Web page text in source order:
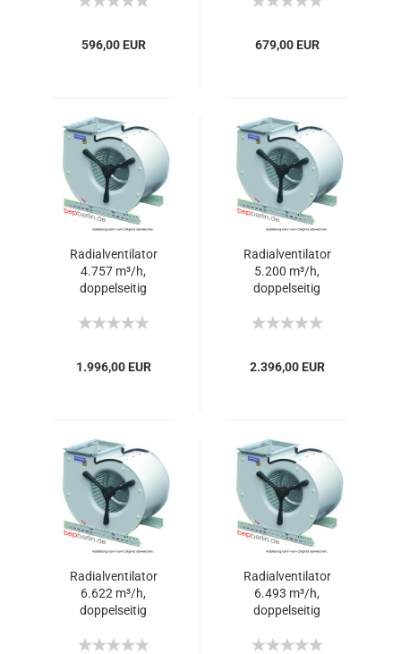
596,00 EUR 679,00 EUR
Radialventilator
4.757 m³/h,
doppelseitig
1.996,00 EUR
Radialventilator
5.200 m³/h,
doppelseitig
2.396,00 EUR
Radialventilator
6.622 m³/h,
doppelseitig
Radialventilator
6.493 m³/h,
doppelseitig